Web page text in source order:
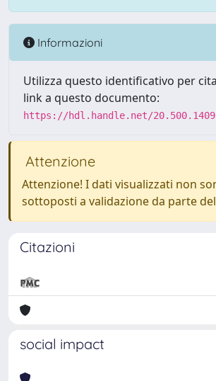
Informazioni
Utilizza questo identificativo per
link a questo documento:
https://hdl.handle.net/
Attenzione
Attenzione! I dati visualizzati non
sottoposti a validazione da parte
Citazioni
social impact